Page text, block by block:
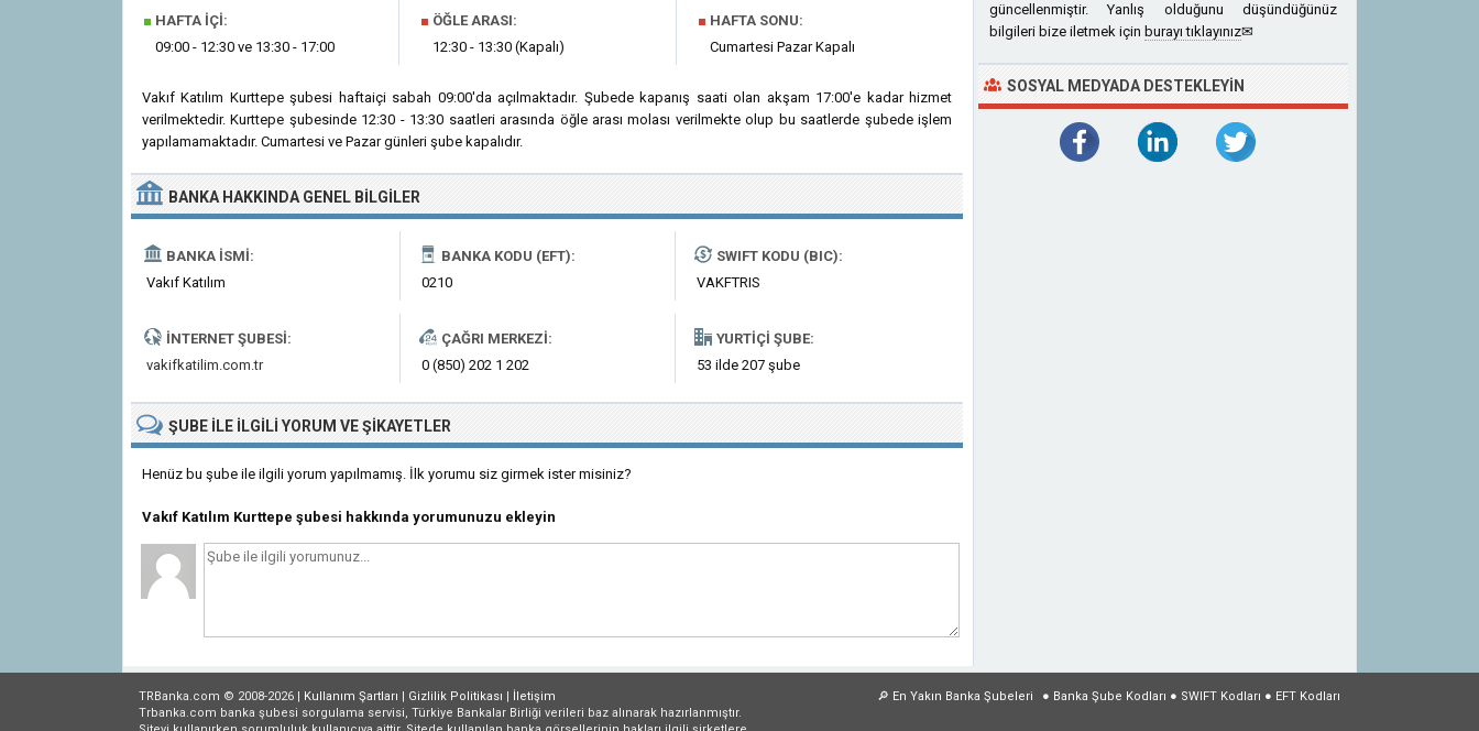
■ HAFTA İÇI:
09:00 - 12:30 ve 13:30 - 17:00
■ ÖĞLE ARASI:
12:30 - 13:30 (Kapalı)
■ HAFTA SONU:
Cumartesi Pazar Kapalı
Vakıf Katılım Kurttepe şubesi haftaiçi sabah 09:00'da açılmaktadır. Şubede kapanış saati olan akşam 17:00'e kadar hizmet
verilmektedir. Kurttepe şubesinde 12:30 - 13:30 saatleri arasında öğle arası molası verilmekte olup bu saatlerde şubede işlem
yapılamamaktadır. Cumartesi ve Pazar günleri şube kapalıdır.
BANKA HAKKINDA GENEL BILGILER
BANKA İSMI:
Vakıf Katılım
BANKA KODU (EFT):
0210
SWIFT KODU (BIC):
VAKFTRIS
İNTERNET ŞUBESI:
vakifkatilim.com.tr
ÇAĞRI MERKEZI:
0 (850) 202 1 202
YURTIÇI ŞUBE:
53 ilde 207 şube
ŞUBE ILE İLGILIYORUM VE ŞIKAYETLER
Henüz bu şube ile ilgili yorum yapılmamış. İlk yorumu siz girmek ister misiniz?
Vakıf Katılım Kurttepe şubesi hakkında yorumunuzu ekleyin
güncellenmiştir. Yanlış olduğunu düşündüğünüz
bilgileri bize iletmek için burayı tıklayınız✉
SOSYAL MEDYADA DESTEKLEYIN
● Banka Şube Kodları ● SWIFT Kodları ● EFT Kodları
🔎 En Yakın Banka Şubeleri
TRBanka.com © 2008-2026 | Kullanım Şartları | Gizlilik Politikası | İletişim
Trbanka.com banka şubesi sorgulama servisi, Türkiye Bankalar Birliği verileri baz alınarak hazırlanmıştır.